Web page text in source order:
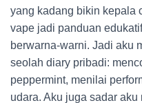
yang kadang bikin kepala
vape jadi panduan
berwarna-warni. Jadi aku
seolah diary pribadi:
peppermint, menilai
udara. Aku juga sadar